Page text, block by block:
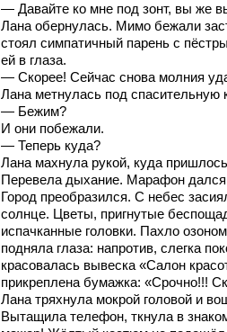
— Давайте ко мне под зонт, вы же
Лана обернулась. Мимо бежали
стоял симпатичный парень с
ей в глаза.
— Скорее! Сейчас снова молния
Лана метнулась под спасительную
— Бежим?
И они побежали.
— Теперь куда?
Лана махнула рукой, куда
Перевела дыхание. Марафон дался
Город преобразился. С небес
солнце. Цветы, пригнутые
испачканные головки. Пахло
подняла глаза: напротив, слегка
красовалась вывеска «Салон
прикреплена бумажка: «Срочно!!!
Лана тряхнула мокрой головой и
Вытащила телефон, ткнула в